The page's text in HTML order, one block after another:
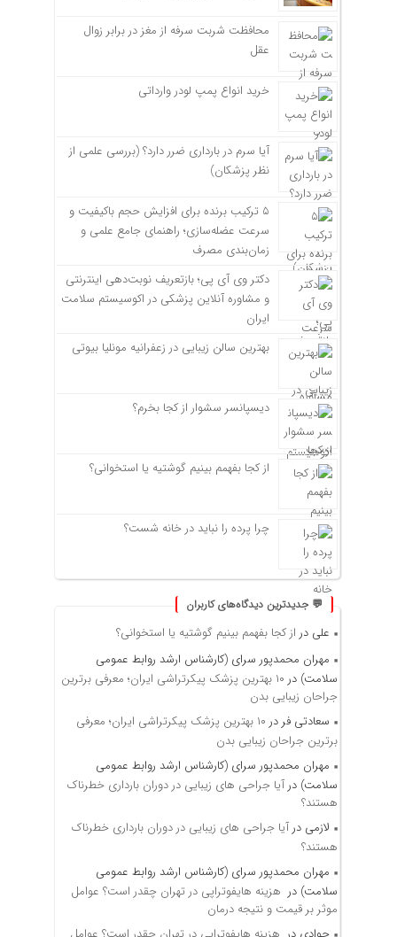
محافظت شربت سرفه از مغز در برابر زوال
عقل
خرید انواع پمپ لودر وارداتی
آیا سرم در بارداری ضرر دارد؟ (بررسی علمی از
نظر پزشکان)
۵ ترکیب برنده برای افزایش حجم باکیفیت و
سرعت عضله‌سازی؛ راهنمای جامع علمی و
زمان‌بندی مصرف
دکتر وی آی پی؛ بازتعریف نوبت‌دهی اینترنتی
و مشاوره آنلاین پزشکی در اکوسیستم سلامت
ایران
بهترین سالن زیبایی در زعفرانیه مونلیا بیوتی
دیسپانسر سشوار از کجا بخرم؟
از کجا بفهمم بینیم گوشتیه یا استخوانی؟
چرا پرده را نباید در خانه شست؟
💬 جدیدترین دیدگاه‌های کاربران
علی در از کجا بفهمم بینیم گوشتیه یا استخوانی؟
مهران محمدپور سرای (کارشناس ارشد روابط عمومی
سلامت) در
۱۰ بهترین پزشک پیکرتراشی ایران؛ معرفی برترین
جراحان زیبایی بدن
سعادتی فر در
۱۰ بهترین پزشک پیکرتراشی ایران؛ معرفی
برترین جراحان زیبایی بدن
مهران محمدپور سرای (کارشناس ارشد روابط عمومی
سلامت) در آیا جراحی های زیبایی در دوران بارداری خطرناک
هستند؟
لازمی در آیا جراحی های زیبایی در دوران بارداری خطرناک
هستند؟
مهران محمدپور سرای (کارشناس ارشد روابط عمومی
سلامت) در هزینه هایفوتراپی در تهران چقدر است؟ عوامل
موثر بر قیمت و نتیجه درمان